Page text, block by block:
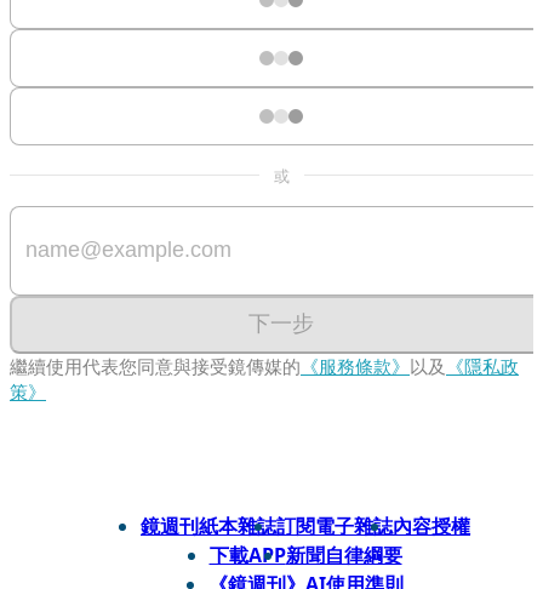
或
下一步
繼續使用代表您同意與接受鏡傳媒的 《服務條款》 以及 《隱私政
策》
鏡週刊紙本雜誌訂閱電子雜誌內容授權
下載APP新聞自律綱要